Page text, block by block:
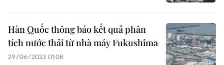
Hàn Quốc thông báo kết quả phân
tích nước thải từ nhà máy Fukushima
29/06/2023 01:08